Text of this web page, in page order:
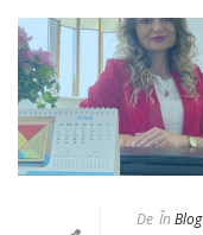
De În Blog